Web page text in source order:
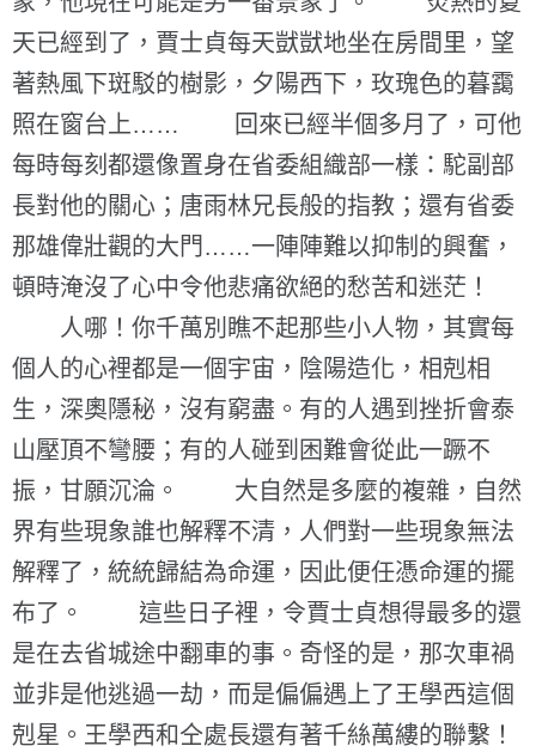
天已經到了，賈士貞每天獃獃地坐在房間里，望
著熱風下斑駁的樹影，夕陽西下，玫瑰色的暮靄
照在窗台上…… 回來已經半個多月了，可他
每時每刻都還像置身在省委組織部一樣：駝副部
長對他的關心；唐雨林兄長般的指教；還有省委
那雄偉壯觀的大門……一陣陣難以抑制的興奮，
頓時淹沒了心中令他悲痛欲絕的愁苦和迷茫！
人哪！你千萬別瞧不起那些小人物，其實每
個人的心裡都是一個宇宙，陰陽造化，相剋相
生，深奧隱秘，沒有窮盡。有的人遇到挫折會泰
山壓頂不彎腰；有的人碰到困難會從此一蹶不
振，甘願沉淪。 大自然是多麼的複雜，自然
界有些現象誰也解釋不清，人們對一些現象無法
解釋了，統統歸結為命運，因此便任憑命運的擺
布了。 這些日子裡，令賈士貞想得最多的還
是在去省城途中翻車的事。奇怪的是，那次車禍
並非是他逃過一劫，而是偏偏遇上了王學西這個
剋星。王學西和仝處長還有著千絲萬縷的聯繫！